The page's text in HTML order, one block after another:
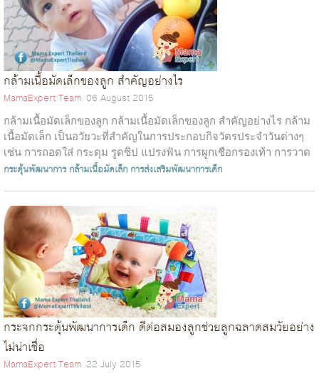
กล้ามเนื้อมัดเล็กของลูก สำคัญอย่างไร
MamaExpert Team 06 August 2015
กล้ามเนื้อมัดเล็กของลูก กล้ามเนื้อมัดเล็กของลูก สำคัญอย่างไร กล้าม
เนื้อมัดเล็ก เป็นอวัยวะที่สำคัญในการประกอบกิจวัตรประจำวันต่างๆ
เช่น การถอดใส่ กระดุม รูดซิป แปรงฟัน การผูกเชือกรองเท้า การวาด
ภาพแล...
กระตุ้นพัฒนาการ กล้ามเนื้อมัดเล็ก การส่งเสริมพัฒนาการเด็ก
กระจกกระตุ้นพัฒนาการเด็ก ดีต่อสมองลูกช่วยลูกฉลาดสมวัยอย่าง
ไม่น่าเชื่อ
MamaExpert Team 22 July 2015